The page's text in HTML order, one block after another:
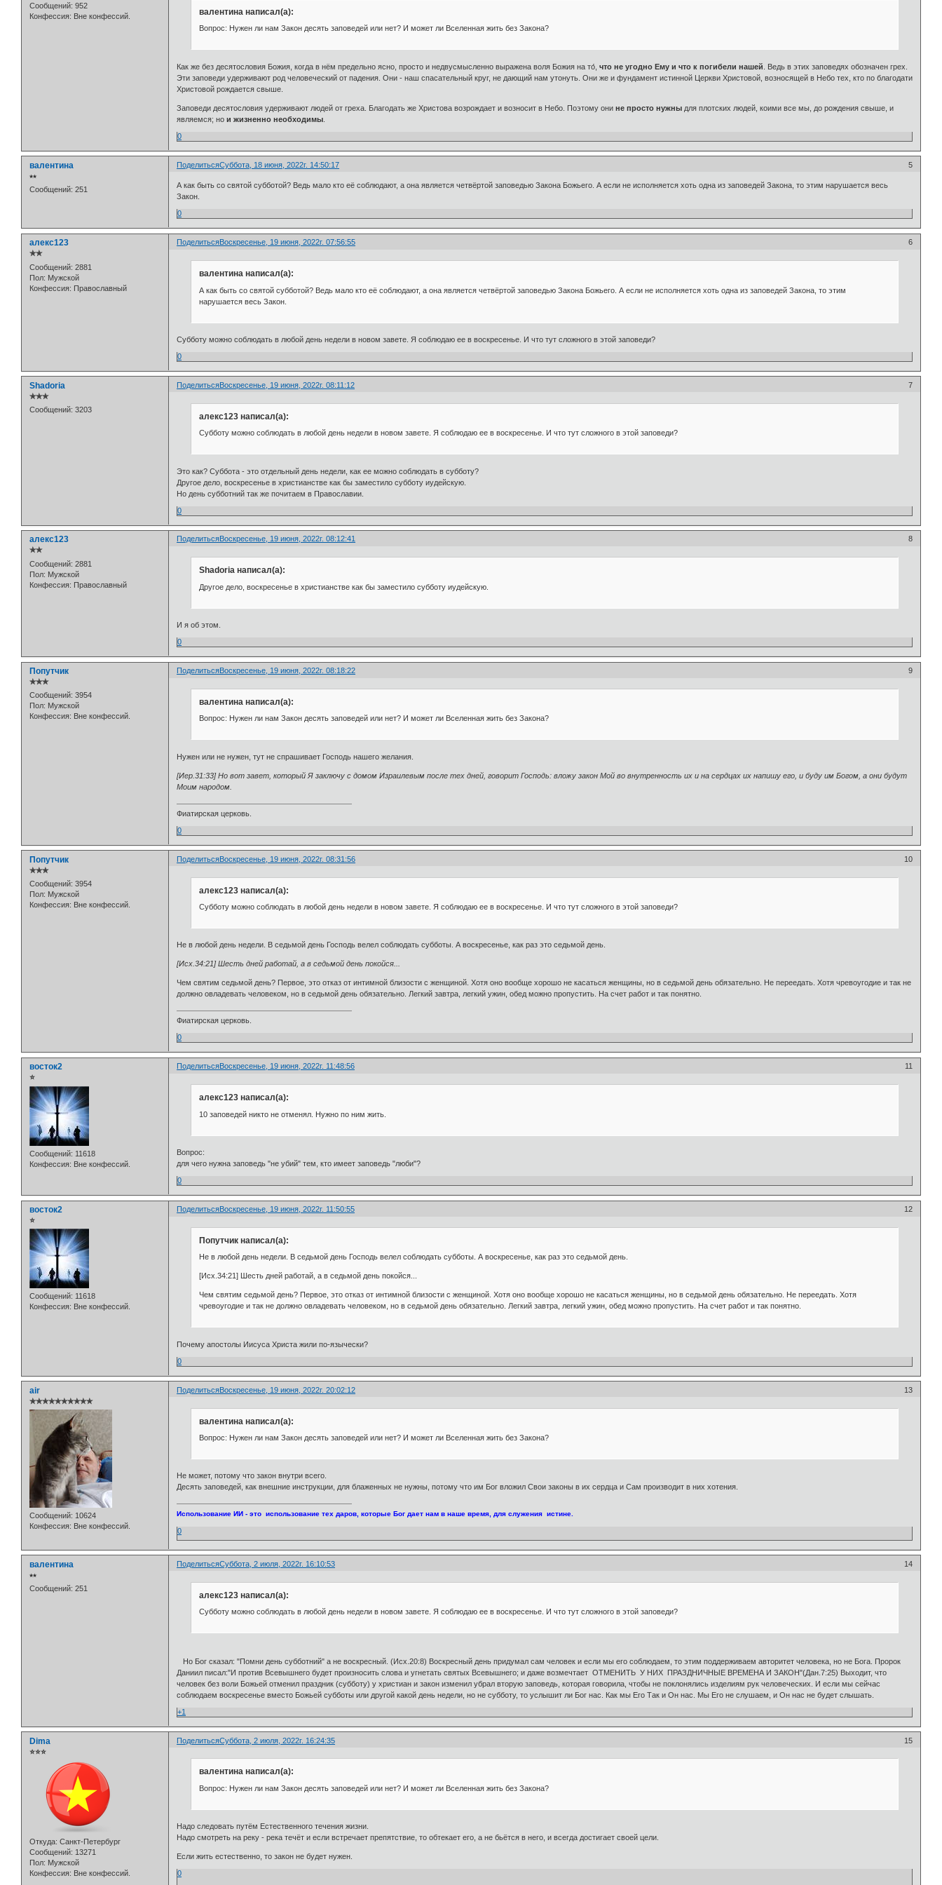
Сообщений: 952
Конфессия: Вне конфессий. валентина написал(а):
Вопрос: Нужен ли нам Закон десять заповедей или нет? И может ли Вселенная жить без Закона?
Как же без десятословия Божия, когда в нём предельно ясно, просто и недвусмысленно выражена воля Божия на то́,что не угодно Ему и что к погибели нашей . Ведь в этих заповедях обозначен грех.
Эти заповеди удерживают род человеческий от падения. Они - наш спасательный круг, не дающий нам утонуть. Они же и фундамент истинной Церкви Христовой, возносящей в Небо тех, кто по благодати
Христовой рождается свыше.
Заповеди десятословия удерживают людей от греха. Благодать же Христова возрождает и возносит в Небо. Поэтому онине просто нужны для плотских людей, коими все мы, до рождения свыше, и
являемся; нои жизненно необходимы
0
Поделиться 5
Суббота, 18 июня, 2022г. 14:50:17
валентина
⭒⭒
Сообщений: 251
А как быть со святой субботой? Ведь мало кто её соблюдают, а она является четвёртой заповедью Закона Божьего. А если не исполняется хоть одна из заповедей Закона, то этим нарушается весь
Закон.
0
Поделиться 6
Воскресенье, 19 июня, 2022г. 07:56:55
алекс123
✯✯
Сообщений: 2881
Пол: Мужской
Конфессия: Православный
валентина написал(а):
А как быть со святой субботой? Ведь мало кто её соблюдают, а она является четвёртой заповедью Закона Божьего. А если не исполняется хоть одна из заповедей Закона, то этим
нарушается весь Закон.
Субботу можно соблюдать в любой день недели в новом завете. Я соблюдаю ее в воскресенье. И что тут сложного в этой заповеди?
0
Поделиться 7
Воскресенье, 19 июня, 2022г. 08:11:12
Shadoria
✯✯✯
Сообщений: 3203
алекс123 написал(а):
Субботу можно соблюдать в любой день недели в новом завете. Я соблюдаю ее в воскресенье. И что тут сложного в этой заповеди?
Это как? Суббота - это отдельный день недели, как ее можно соблюдать в субботу?
Другое дело, воскресенье в христианстве как бы заместило субботу иудейскую.
Но день субботний так же почитаем в Православии.
0
Поделиться 8
Воскресенье, 19 июня, 2022г. 08:12:41
алекс123
✯✯
Сообщений: 2881
Пол: Мужской
Конфессия: Православный
Shadoria написал(а):
Другое дело, воскресенье в христианстве как бы заместило субботу иудейскую.
И я об этом.
0
Поделиться 9
Воскресенье, 19 июня, 2022г. 08:18:22
Попутчик
✯✯✯
Сообщений: 3954
Пол: Мужской
Конфессия: Вне конфессий.
валентина написал(а):
Вопрос: Нужен ли нам Закон десять заповедей или нет? И может ли Вселенная жить без Закона?
Нужен или не нужен, тут не спрашивает Господь нашего желания.
[Иер.31:33] Но вот завет, который Я заключу с домом Израилевым после тех дней, говорит Господь: вложу закон Мой во внутренность их и на сердцах их напишу его, и буду им Богом, а они будут
Моим народом.
Фиатирская церковь.
0
Поделиться 10
Воскресенье, 19 июня, 2022г. 08:31:56
Попутчик
✯✯✯
Сообщений: 3954
Пол: Мужской
Конфессия: Вне конфессий.
алекс123 написал(а):
Субботу можно соблюдать в любой день недели в новом завете. Я соблюдаю ее в воскресенье. И что тут сложного в этой заповеди?
Не в любой день недели. В седьмой день Господь велел соблюдать субботы. А воскресенье, как раз это седьмой день.
[Исх.34:21] Шесть дней работай, а в седьмой день покойся...
Чем святим седьмой день? Первое, это отказ от интимной близости с женщиной. Хотя оно вообще хорошо не касаться женщины, но в седьмой день обязательно. Не переедать. Хотя чревоугодие и так не
должно овладевать человеком, но в седьмой день обязательно. Легкий завтра, легкий ужин, обед можно пропустить. На счет работ и так понятно.
Фиатирская церковь.
0
Поделиться 11
Воскресенье, 19 июня, 2022г. 11:48:56
восток2
⭐
Сообщений: 11618
Конфессия: Вне конфессий.
алекс123 написал(а):
10 заповедей никто не отменял. Нужно по ним жить.
Вопрос:
для чего нужна заповедь "не убий" тем, кто имеет заповедь "люби"?
0
Поделиться 12
Воскресенье, 19 июня, 2022г. 11:50:55
восток2
⭐
Сообщений: 11618
Конфессия: Вне конфессий.
Попутчик написал(а):
Не в любой день недели. В седьмой день Господь велел соблюдать субботы. А воскресенье, как раз это седьмой день.
[Исх.34:21] Шесть дней работай, а в седьмой день покойся...
Чем святим седьмой день? Первое, это отказ от интимной близости с женщиной. Хотя оно вообще хорошо не касаться женщины, но в седьмой день обязательно. Не переедать. Хотя
чревоугодие и так не должно овладевать человеком, но в седьмой день обязательно. Легкий завтра, легкий ужин, обед можно пропустить. На счет работ и так понятно.
Почему апостолы Иисуса Христа жили по-язычески?
0
Поделиться 13
Воскресенье, 19 июня, 2022г. 20:02:12
air
✯✯✯✯✯✯✯✯✯✯
Сообщений: 10624
Конфессия: Вне конфессий.
валентина написал(а):
Вопрос: Нужен ли нам Закон десять заповедей или нет? И может ли Вселенная жить без Закона?
Не может, потому что закон внутри всего.
Десять заповедей, как внешние инструкции, для блаженных не нужны, потому что им Бог вложил Свои законы в их сердца и Сам производит в них хотения.
Использование ИИ - это использование тех даров, которые Бог дает нам в наше время, для служения истине.
0
Поделиться 14
Суббота, 2 июля, 2022г. 16:10:53
валентина
⭒⭒
Сообщений: 251
алекс123 написал(а):
Субботу можно соблюдать в любой день недели в новом завете. Я соблюдаю ее в воскресенье. И что тут сложного в этой заповеди?
Но Бог сказал: "Помни день субботний" а не воскресный. (Исх.20:8) Воскресный день придумал сам человек и если мы его соблюдаем, то этим поддерживаем авторитет человека, но не Бога. Пророк
Даниил писал:"И против Всевышнего будет произносить слова и угнетать святых Всевышнего; и даже возмечтает ОТМЕНИТЬ У НИХ ПРАЗДНИЧНЫЕ ВРЕМЕНА И ЗАКОН"(Дан.7:25) Выходит, что
человек без воли Божьей отменил праздник (субботу) у христиан и закон изменил убрал вторую заповедь, которая говорила, чтобы не поклонялись изделиям рук человеческих. И если мы сейчас
соблюдаем воскресенье вместо Божьей субботы или другой какой день недели, но не субботу, то услышит ли Бог нас. Как мы Его Так и Он нас. Мы Его не слушаем, и Он нас не будет слышать.
+1
Поделиться 15
Суббота, 2 июля, 2022г. 16:24:35
Dima
⭐⭐⭐
Откуда: Санкт-Петербург
Сообщений: 13271
Пол: Мужской
Конфессия: Вне конфессий.
валентина написал(а):
Вопрос: Нужен ли нам Закон десять заповедей или нет? И может ли Вселенная жить без Закона?
Надо следовать путём Естественного течения жизни.
Надо смотреть на реку - река течёт и если встречает препятствие, то обтекает его, а не бьётся в него, и всегда достигает своей цели.
Если жить естественно, то закон не будет нужен.
0